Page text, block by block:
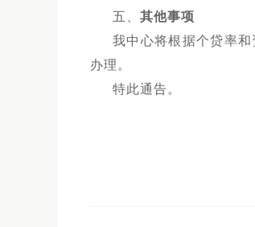
五、 其他事项
我中心将根据个贷率
办理。
特此通告。